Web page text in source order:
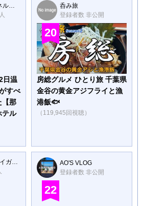
もーりーチャンネル【旅する社長】
日温
すべ
【那
テル
呑み旅
登録者数 非公開
20
房総グルメ ひとり旅 千葉県
金谷の黄金アジフライと漁
港飯🐟
（119,945回視聴）
旅行コンサル「タイガ&まよ」
AO'S VLOG
登録者数 非公開
22